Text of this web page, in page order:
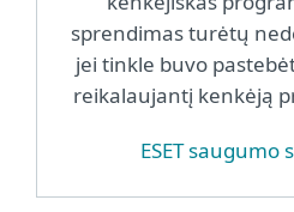
sprendimas turėtų
jei tinkle buvo
reikalaujantį kenkėją
ESET saugumo